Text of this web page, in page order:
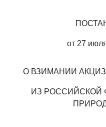
от 27
О ВЗИМАНИИ
ИЗ РОССИЙСКОЙ